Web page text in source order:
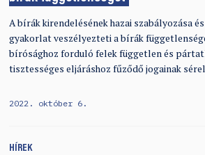
A bírák kirendelésének hazai szabályozása
gyakorlat veszélyezteti a bírák
bírósághoz forduló felek független és
tisztességes eljáráshoz fűződő jogainak
2022. október 6.
HÍREK